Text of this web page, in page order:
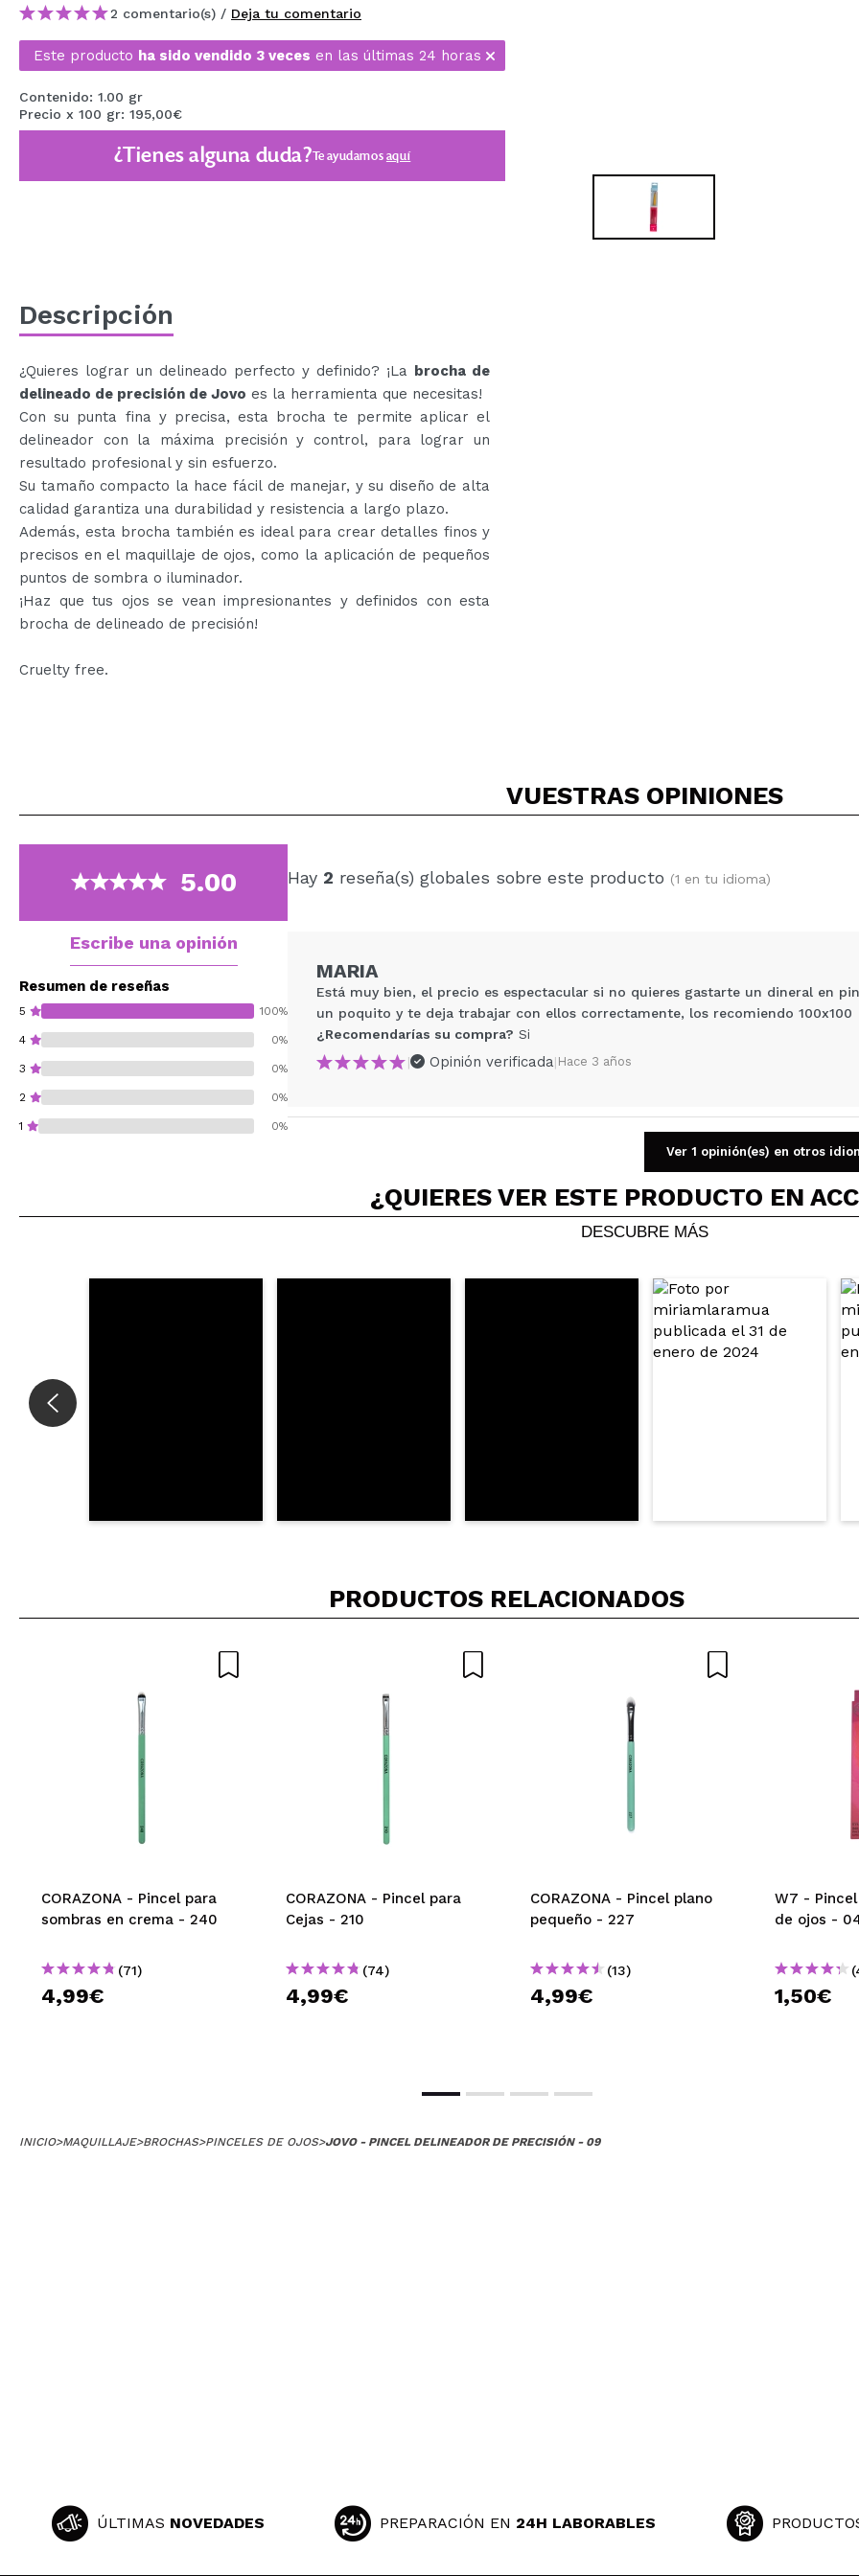
MAQUIFARMA
KOREA ZONE
TRAVEL SIZE
NATURE
PRÓXIMAMENTE
2 comentario(s) / Deja tu comentario
Este producto ha sido vendido 3 veces en las últimas 24 horas
Contenido: 1.00 gr
Precio x 100 gr: 195,00€
¿Tienes alguna duda?Te ayudamosaquí
Descripción
¿Quieres lograr un delineado perfecto y definido? ¡La brocha de
delineado de precisión de Jovo es la herramienta que necesitas!
Con su punta fina y precisa, esta brocha te permite aplicar el
delineador con la máxima precisión y control, para lograr un
resultado profesional y sin esfuerzo.
Su tamaño compacto la hace fácil de manejar, y su diseño de alta
calidad garantiza una durabilidad y resistencia a largo plazo.
Además, esta brocha también es ideal para crear detalles finos y
precisos en el maquillaje de ojos, como la aplicación de pequeños
puntos de sombra o iluminador.
¡Haz que tus ojos se vean impresionantes y definidos con esta
brocha de delineado de precisión!
Cruelty free.
VUESTRAS OPINIONES
5.00
Escribe una opinión
Resumen de reseñas
5 100%
4 0%
3 0%
2 0%
1 0%
Hay 2 reseña(s) globales sobre este producto (1 en tu idioma)
Compartir un vídeo o una foto
ENVIAR
MARIA
Está muy bien, el precio es espectacular si no quieres gastarte un dineral en
un poquito y te deja trabajar con ellos correctamente, los recomiendo 100x100
¿Recomendarías su compra? Si
|
Opinión verificada| Hace 3 años
Ver 1 opinión(es) en otros
¿QUIERES VER ESTE PRODUCTO EN
DESCUBRE MÁS
PRODUCTOS RELACIONADOS
CORAZONA - Pincel para
sombras en crema - 240
(71)
4,99€
CORAZONA - Pincel para
Cejas - 210
(74)
4,99€
CORAZONA - Pincel plano
pequeño - 227
(13)
4,99€
W7 -
de ojos -
1,50€
INICIO>MAQUILLAJE>BROCHAS>PINCELES DE OJOS>JOVO - PINCEL DELINEADOR DE PRECISIÓN - 09
ÚLTIMAS NOVEDADES PREPARACIÓN EN 24H LABORABLES